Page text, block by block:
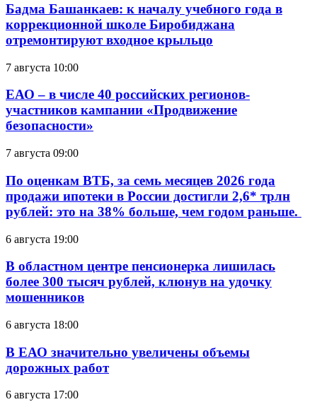
Бадма Башанкаев: к началу учебного года в
коррекционной школе Биробиджана
отремонтируют входное крыльцо
7 августа 10:00
ЕАО – в числе 40 российских регионов-
участников кампании «Продвижение
безопасности»
7 августа 09:00
По оценкам ВТБ, за семь месяцев 2026 года
продажи ипотеки в России достигли 2,6* трлн
рублей: это на 38% больше, чем годом раньше.
6 августа 19:00
В областном центре пенсионерка лишилась
более 300 тысяч рублей, клюнув на удочку
мошенников
6 августа 18:00
В ЕАО значительно увеличены объемы
дорожных работ
6 августа 17:00